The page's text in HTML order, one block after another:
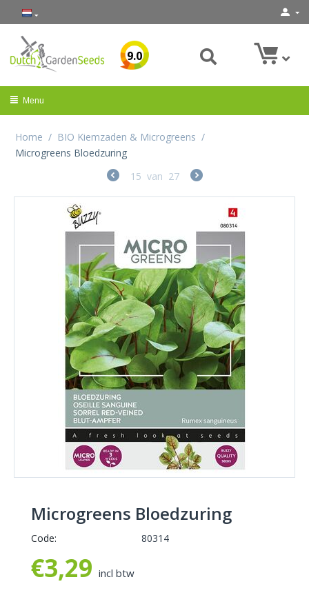
9.0
Menu
Home / BIO Kiemzaden & Microgreens /
Microgreens Bloedzuring
15 van 27
Microgreens Bloedzuring
Code: 80314
€3,29 incl btw